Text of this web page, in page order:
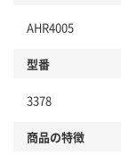
AHR4005
型番
3378
商品の特徴